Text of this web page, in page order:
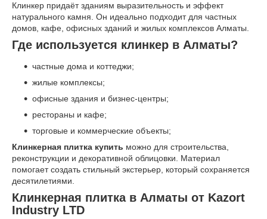
Клинкер придаёт зданиям выразительность и эффект
натурального камня. Он идеально подходит для частных
домов, кафе, офисных зданий и жилых комплексов Алматы.
Где используется клинкер в Алматы?
частные дома и коттеджи;
жилые комплексы;
офисные здания и бизнес-центры;
рестораны и кафе;
торговые и коммерческие объекты;
Клинкерная плитка купить можно для строительства,
реконструкции и декоративной облицовки. Материал
помогает создать стильный экстерьер, который сохраняется
десятилетиями.
Клинкерная плитка в Алматы от Kazort
Industry LTD